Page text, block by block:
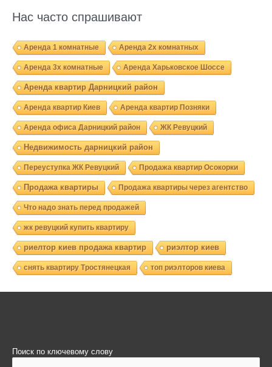
Нас часто спрашивают
Аренда 1 комнатные Аренда 2х комнатных
Аренда 3х комнатные Аренда Харьковское Шоссе
Аренда квартир Дарницкий район
Аренда квартир Киев Аренда квартир Позняки
Аренда офиса Дарницкий район ЖК Ревуцкий
Недвижимость дарницкий район
Переуступка ЖК Ревуцкий Продажа квартир Осокорки
Продажа квартиры Продажа квартиры через агентство
Что надо знать перед продажей
жк ревуцкий купить квартиру
риелтор киев продажа квартир риэлтор киев
снять квартиру Тростянецкая топ риэлторов киева
Поиск по ключевому слову